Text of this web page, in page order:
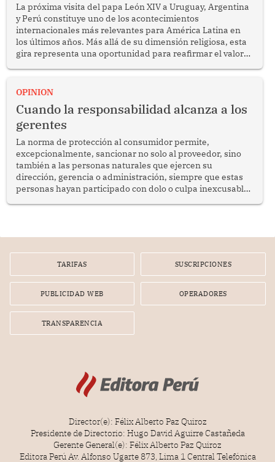
La próxima visita del papa León XIV a Uruguay, Argentina
y Perú constituye uno de los acontecimientos
internacionales más relevantes para América Latina en
los últimos años. Más allá de su dimensión religiosa, esta
gira representa una oportunidad para reafirmar el valor
enfrenta desafíos en materia de desarrollo, cohesión
OPINION
Cuando la responsabilidad alcanza a los
gerentes
La norma de protección al consumidor permite,
excepcionalmente, sancionar no solo al proveedor, sino
también a las personas naturales que ejercen su
dirección, gerencia o administración, siempre que estas
personas hayan participado con dolo o culpa inexcusable
por la frustrada realización de un meet and greet con
TARIFAS SUSCRIPCIONES
PUBLICIDAD WEB OPERADORES
TRANSPARENCIA
Director(e): Félix Alberto Paz Quiroz
Presidente de Directorio: Hugo David Aguirre Castañeda
Gerente General(e): Félix Alberto Paz Quiroz
Editora Perú Av. Alfonso Ugarte 873, Lima 1 Central Telefónica